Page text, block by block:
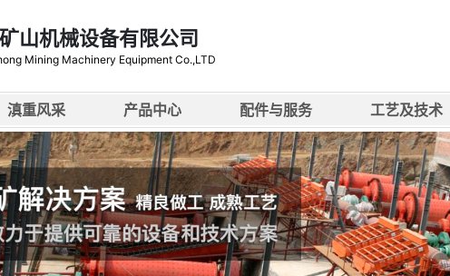
山机械设备有限公司
Mining Machinery Equipment Co.,LTD
滇重风采 产品中心 配件与服务 工艺及技术